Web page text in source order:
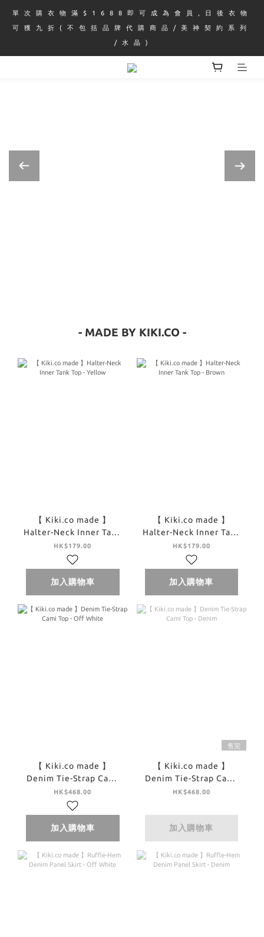
單 次 購 衣 物 滿 $ 1 6 8 8 即 可 成 為 會 員 , 日 後 衣 物
可 獲 九 折 ( 不 包 括 品 牌 代 購 商 品 / 美 神 契 約 系 列
/ 水 晶 )
- MADE BY KIKI.CO -
【 Kiki.co made 】
Halter-Neck Inner Tank
Top - Yellow
HK$179.00
加入購物車
【 Kiki.co made 】
Halter-Neck Inner Tank
Top - Brown
HK$179.00
加入購物車
【 Kiki.co made 】
Denim Tie-Strap Cami
Top - Off White
HK$468.00
加入購物車
售完
【 Kiki.co made 】
Denim Tie-Strap Cami
Top - Denim
HK$468.00
加入購物車